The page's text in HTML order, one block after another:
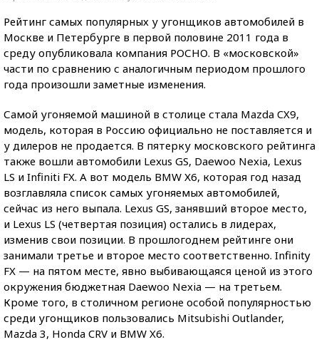
Рейтинг самых популярных у угонщиков автомобилей в
Москве и Петербурге в первой половине 2011 года в
среду опубликовала компания РОСНО. В «московской»
части по сравнению с аналогичным периодом прошлого
года произошли заметные изменения.
Самой угоняемой машиной в столице стала Mazda CX9,
модель, которая в Россию официально не поставляется и
у дилеров не продается. В пятерку московского рейтинга
также вошли автомобили Lexus GS, Daewoo Nexia, Lexus
LS и Infiniti FX. А вот модель BMW Х6, которая год назад
возглавляла список самых угоняемых автомобилей,
сейчас из него выпала. Lexus GS, занявший второе место,
и Lexus LS (четвертая позиция) остались в лидерах,
изменив свои позиции. В прошлогоднем рейтинге они
занимали третье и второе место соответственно. Infinity
FX — на пятом месте, явно выбивающаяся ценой из этого
окружения бюджетная Daewoo Nexia — на третьем.
Кроме того, в столичном регионе особой популярностью
среди угонщиков пользовались Mitsubishi Outlander,
Mazda 3, Honda CRV и BMW X6.